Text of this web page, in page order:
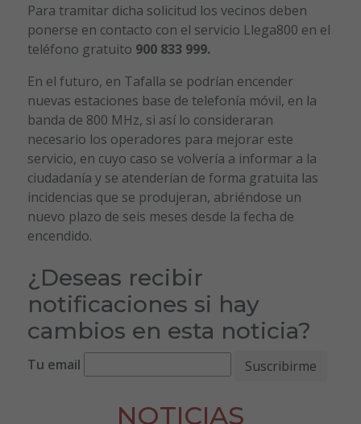
Para tramitar dicha solicitud los vecinos deben
ponerse en contacto con el servicio Llega800 en el
teléfono gratuito 900 833 999.
En el futuro, en Tafalla se podrían encender
nuevas estaciones base de telefonía móvil, en la
banda de 800 MHz, si así lo consideraran
necesario los operadores para mejorar este
servicio, en cuyo caso se volvería a informar a la
ciudadanía y se atenderían de forma gratuita las
incidencias que se produjeran, abriéndose un
nuevo plazo de seis meses desde la fecha de
encendido.
¿Deseas recibir
notificaciones si hay
cambios en esta noticia?
Tu email
NOTICIAS